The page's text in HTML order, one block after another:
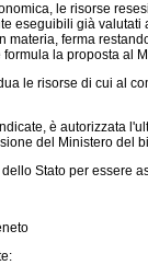
le risorse
eseguibili già valutati
materia, ferma
la proposta
le risorse di cui al
è autorizzata
del Ministero del
Stato per essere